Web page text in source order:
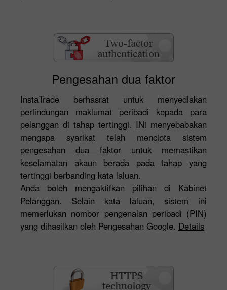
Pengesahan dua faktor
InstaTrade berhasrat untuk menyediakan
perlindungan maklumat peribadi kepada para
pelanggan di tahap tertinggi. INi menyebabakan
mengapa syarikat telah mencipta sistem
pengesahan dua faktoruntuk memastikan
keselamatan akaun berada pada tahap yang
tertinggi berbanding kata laluan.
Anda boleh mengaktifkan pilihan di Kabinet
Pelanggan. Selain kata laluan, sistem ini
memerlukan nombor pengenalan peribadi (PIN)
yang dihasilkan oleh Pengesahan Google. Details